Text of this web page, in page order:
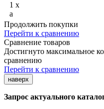
1 x
a
Продолжить покупки
Перейти к сравнению
Сравнение товаров
Достигнуто максимальное
сравнению
Перейти к сравнению
наверх
Запрос актуального